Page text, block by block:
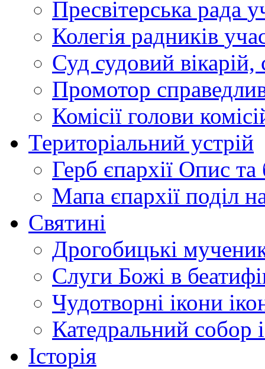
Пресвітерська рада
Колегія радників
Суд судовий вікарій,
Промотор
Комісії голови
Територіальний устрій
Герб єпархії Опис та
Мапа єпархії поділ
Святині
Дрогобицькі
Слуги Божі в
Чудотворні ікони
Катедральний собор
Історія